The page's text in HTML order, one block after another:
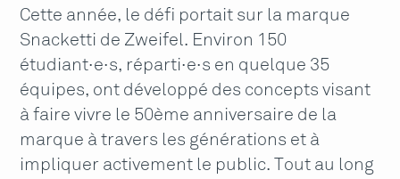
Cette année, le défi portait sur la marque
Snacketti de Zweifel. Environ 150
étudiant·e·s, réparti·e·s en quelque 35
équipes, ont développé des concepts visant
à faire vivre le 50ème anniversaire de la
marque à travers les générations et à
impliquer activement le public. Tout au long